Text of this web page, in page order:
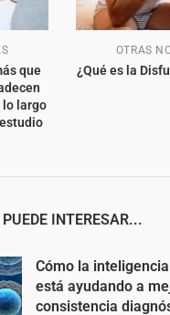
que
lo largo
OTRAS
¿Qué es la
INTERESAR...
Cómo la
está ayudando a
consistencia